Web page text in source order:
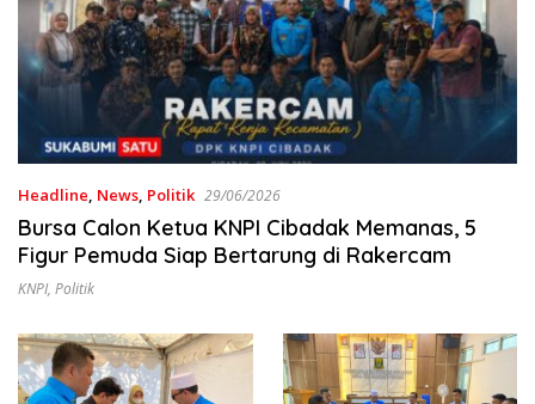
Headline, News, Politik 29/06/2026
Bursa Calon Ketua KNPI Cibadak Memanas, 5
Figur Pemuda Siap Bertarung di Rakercam
KNPI, Politik